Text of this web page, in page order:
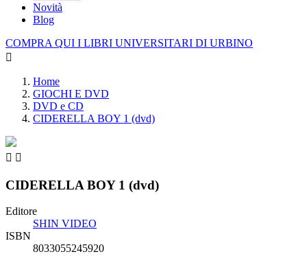
Novità
Blog
COMPRA QUI I LIBRI UNIVERSITARI DI URBINO

Home
GIOCHI E DVD
DVD e CD
CIDERELLA BOY 1 (dvd)
 
CIDERELLA BOY 1 (dvd)
Editore
SHIN VIDEO
ISBN
8033055245920